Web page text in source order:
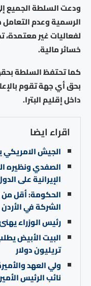
ودعت السلطة الجميع
الرسمية وعدم التعامل
لفعاليات غير معتمدة،
خسائر مالية.
كما تحتفظ السلطة
بحق أي جهة تقوم
داخل إقليم البترا.
اقراء ايضا
الجيش
الصفدي ونظيره
الإيرانية على
الحكومة: أقل
الشركة في الأردن
رئيس الوزراء
تريليون دولار
ولي العهد
نائب الرئيس